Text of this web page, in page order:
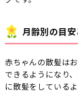
月齢別の目
赤ちゃんの散髪は
できるようになり
に散髪をしているよ